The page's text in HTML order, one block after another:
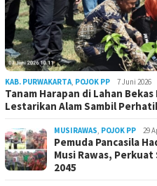
KAB. PURWAKARTA, POJOK PP 7 Juni 2026
Tanam Harapan di Lahan
Lestarikan Alam Sambil
MUSIRAWAS, POJOK PP 29
Pemuda Pancasila
Musi Rawas,
2045